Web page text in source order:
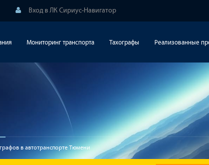
Вход в ЛК Сириус-Навигатор
Мониторинг транспорта Тахографы Реализованные
в автотранспорте Тюмени